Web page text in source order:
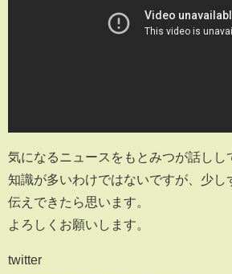
気になるニュースをもとみつが話しし
知識が多いわけではないですが、少し
伝えできたら思います。
よろしくお願いします。
twitter